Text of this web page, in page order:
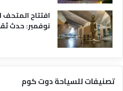
افتتاح
نوفمبر: حدث
تصنيفات للسياحة دوت كوم